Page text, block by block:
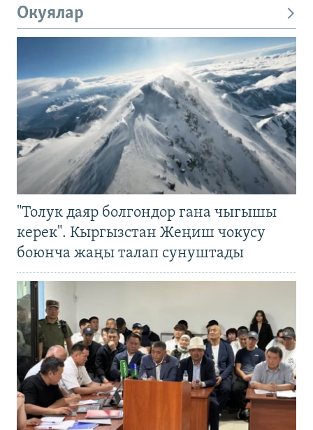
Окуялар
"Толук даяр болгондор гана чыгышы
керек". Кыргызстан Жеңиш чокусу
боюнча жаңы талап сунуштады